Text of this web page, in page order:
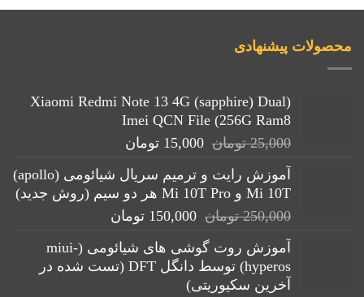
محصولات پیشنهادی
(Xiaomi Redmi Note 13 4G (sapphire) Dual
Imei QCN File (256G Ram8
25,000 تومان قیمت
25,000 تومان
بود.
15,000 تومان
15,000 تومان.
آموزش رایت و ترمیم سریال شیائومی (apollo)
Mi 10T و Mi 10T Pro هر دو سیم (روش جدید)
250,000 تومان قیمت
250,000 تومان
بود.
150,000 تومان
150,000 تومان.آموزش روت گوشی های شیائومی (miui-
hyperos) توسط دانگل DFT (تست شده در
آخرین سکیوریتی)